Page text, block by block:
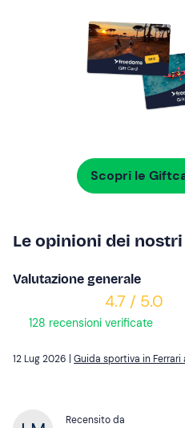
Scopri le
Le opinioni dei
Valutazione generale
4.7 / 5.0
128 recensioni verificate
12 Lug 2026 | Guida sportiva in
Recensito da